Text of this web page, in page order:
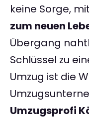
keine Sorge,
zum neuen
Übergang
Schlüssel zu
Umzug ist die
Umzugsprofi